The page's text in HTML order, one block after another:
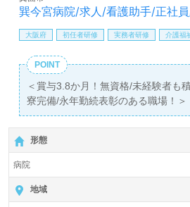
【同時募集：あなたのご希望エリア
集職種：介護職 ＊雇用形態：正社
全国展開！ご希望エリアを担当コン
医療/福祉業界の正社員/パート求人
護】＊求人情報収集、将来的に検討
LINE、メール、お電話などご希望に
料サービスをご利用いただけます。
あり！＞"転職支援"のプロと一緒に
せお待ちしております。
巽今宮病院/求人/看護助手/正社
大阪府 初任者研修 実務者研修 介護福
POINT
＜賞与3.8か月！無資格/未経験者も
寮完備/永年勤続表彰のある職場！＞
◎看護助手/正社員募集◎【月給
『石橋阪大前駅』徒歩5分。お車通
総病床数110床（一般病床70床、療
病院』医療法人マックシール（本部
運営です。大阪府を中心に放射線科
ション科を専門とする病院を運営さ
形態
病院
地域